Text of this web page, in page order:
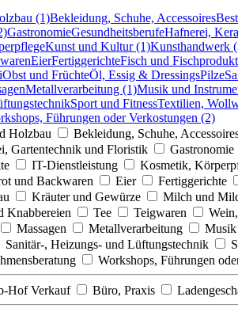
(1)Bekleidung, Schuhe, Accessoires
GastronomieGesundheitsberufeHafnerei,
Kunst und Kultur (1)Kunsthandwerk
EierFertiggerichteFisch und
Obst und FrüchteÖl, Essig & DressingsPilze
Metallverarbeitung (1)Musik und
Sport und FitnessTextilien,
Führungen oder Verkostungen (2)
Holzbau
Bekleidung, Schuhe,
Gartentechnik und Floristik Gastronomie
IT-Dienstleistung Kosmetik,
und Backwaren Eier Fertiggerichte
Kräuter und Gewürze Milch und
Knabbereien Tee Teigwaren
Massagen Metallverarbeitung Musik
Sanitär-, Heizungs- und Lüftungstechnik
Workshops, Führungen
Hof Verkauf Büro, Praxis